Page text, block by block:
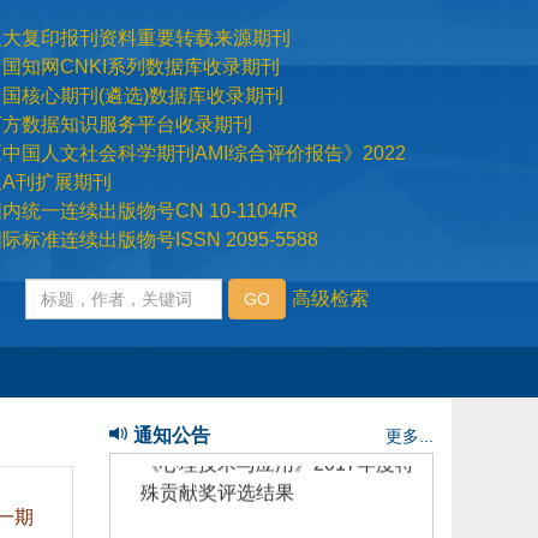
标准连续出版物号ISSN 2095-5588